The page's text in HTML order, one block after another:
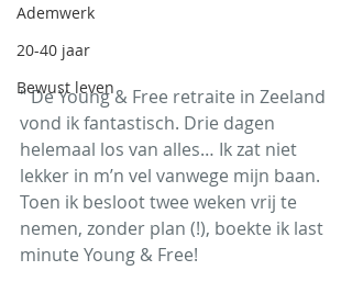
Ademwerk
20-40 jaar
Bewust leven
" De Young & Free retraite in Zeeland
vond ik fantastisch. Drie dagen
helemaal los van alles… Ik zat niet
lekker in m’n vel vanwege mijn baan.
Toen ik besloot twee weken vrij te
nemen, zonder plan (!), boekte ik last
minute Young & Free!